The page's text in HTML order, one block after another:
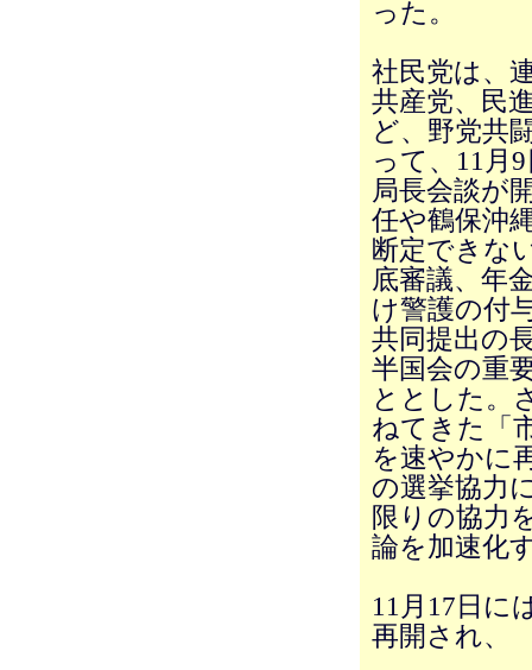
った。
社民党は、
共産党、民
ど、野党共
って、11月
局長会談が
任や鶴保沖
断定できな
底審議、年
け警護の付
共同提出の
半国会の重
ととした。
ねてきた「
を速やかに
の選挙協力
限りの協力
論を加速化
11月17日に
再開され、